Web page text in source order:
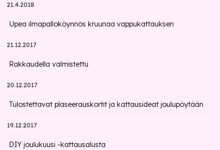
21.4.2018
Upea ilmapalloköynnös kruunaa vappukattauksen
21.12.2017
Rakkaudella valmistettu
20.12.2017
Tulostettavat plaseerauskortit ja kattausideat joulupöytään
19.12.2017
DIY joulukuusi -kattausalusta